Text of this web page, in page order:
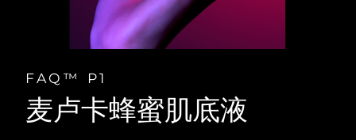
FAQ™ P1
麦卢卡蜂蜜肌底液